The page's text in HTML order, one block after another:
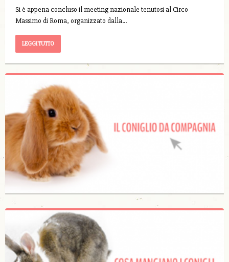
Si è appena concluso il meeting nazionale tenutosi al Circo
Massimo di Roma, organizzato dalla…
LEGGI TUTTO